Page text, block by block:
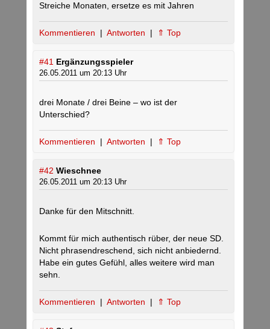
Streiche Monaten, ersetze es mit Jahren
Kommentieren | Antworten | ⇑ Top
#41 Ergänzungsspieler
26.05.2011 um 20:13 Uhr
drei Monate / drei Beine – wo ist der
Unterschied?
Kommentieren | Antworten | ⇑ Top
#42 Wieschnee
26.05.2011 um 20:13 Uhr
Danke für den Mitschnitt.
Kommt für mich authentisch rüber, der neue SD.
Nicht phrasendreschend, sich nicht anbiedernd.
Habe ein gutes Gefühl, alles weitere wird man
sehn.
Kommentieren | Antworten | ⇑ Top